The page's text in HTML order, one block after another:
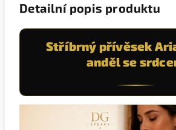
Detailní popis produktu
Stříbrný přívěsek
anděl se